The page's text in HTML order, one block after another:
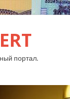
портал.